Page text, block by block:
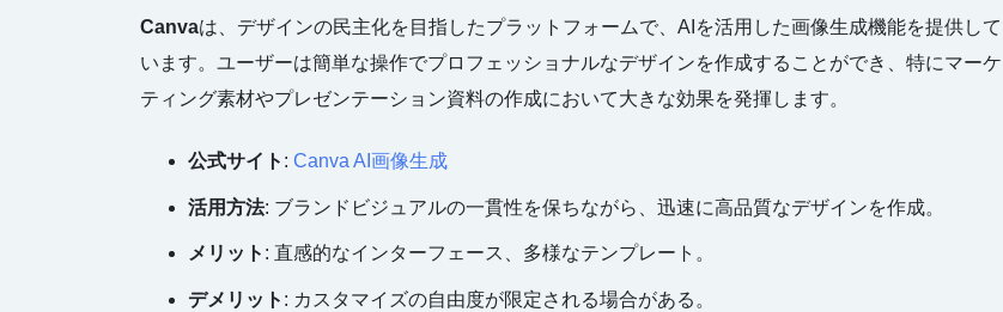
Canvaは、デザインの民主化を目指したプラットフォームで、AIを活用した画像生成機能を提供して
います。ユーザーは簡単な操作でプロフェッショナルなデザインを作成することができ、特にマーケ
ティング素材やプレゼンテーション資料の作成において大きな効果を発揮します。
公式サイト : Canva AI画像生成
活用方法: ブランドビジュアルの一貫性を保ちながら、迅速に高品質なデザインを作成。
メリット : 直感的なインターフェース、多様なテンプレート。
デメリット : カスタマイズの自由度が限定される場合がある。